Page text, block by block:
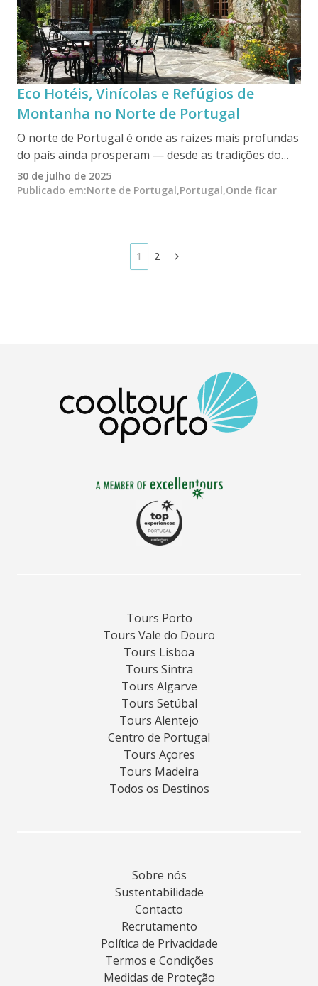
Eco Hotéis, Vinícolas e Refúgios de
Montanha no Norte de Portugal
O norte de Portugal é onde as raízes mais profundas
do país ainda prosperam — desde as tradições do
vinho verde do Minho até à beleza acidentada do
Parque Nacional da Peneda-Gerês. Nesta região
forma autêntica e de baixo impacto de explorar
montanhas, rios e aldeias centenárias longe do
30 de julho de 2025
Publicado em:Norte de Portugal,Portugal,Onde ficar
1 2
Tours Porto
Tours Vale do Douro
Tours Lisboa
Tours Sintra
Tours Algarve
Tours Setúbal
Tours Alentejo
Centro de Portugal
Tours Açores
Tours Madeira
Todos os Destinos
Sobre nós
Sustentabilidade
Contacto
Recrutamento
Política de Privacidade
Termos e Condições
Medidas de Proteção